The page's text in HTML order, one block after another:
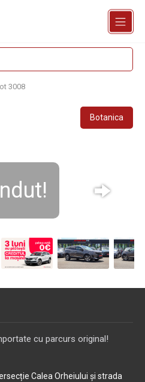
3008
Botanica
cu parcurs original!
Calea Orheiului și strada